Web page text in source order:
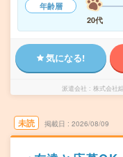
年齢層
20代
気になる!
派遣会社 株式会社
未読 掲載日 2026/08/09